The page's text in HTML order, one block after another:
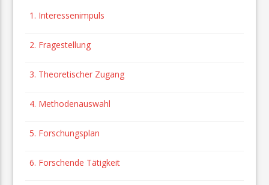
1. Interessenimpuls
2. Fragestellung
3. Theoretischer Zugang
4. Methodenauswahl
5. Forschungsplan
6. Forschende Tätigkeit